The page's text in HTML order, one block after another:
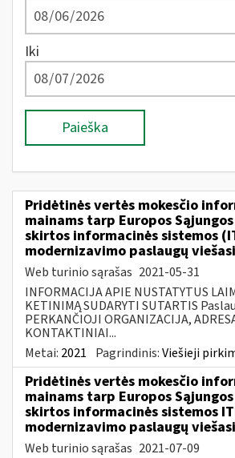
Iki
Paieška
Pridėtinės vertės mokesčio
mainams tarp Europos
skirtos informacinės sistemos
modernizavimo paslaugų
Web turinio sąrašas 2021-05-31
INFORMACIJA APIE NUSTATYTUS
KETINIMĄ SUDARYTI SUTARTIS
PERKANČIOJI ORGANIZACIJA,
KONTAKTINIAI...
Metai: 2021 Pagrindinis:Viešieji
Pridėtinės vertės mokesčio
mainams tarp Europos
skirtos informacinės sistemos
modernizavimo paslaugų
Web turinio sąrašas 2021-07-09